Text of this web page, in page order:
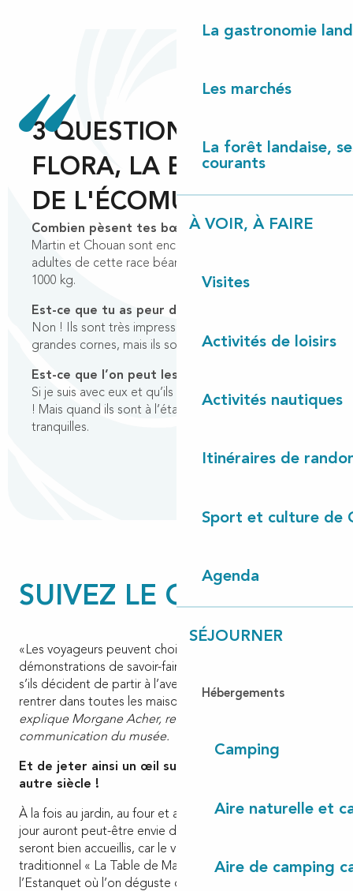
La gastronomie
Les marchés
La forêt landaise,
courants
À VOIR, À FAIRE
Visites
Activités de loisirs
Activités nautiques
Itinéraires de
Sport et culture de
Agenda
SÉJOURNER
Hébergements
Camping
Aire naturelle et
Aire de camping
3 QUESTIONS À
FLORA, LA BOUVIÈRE
DE L'ÉCOMUSÉE
Combien pèsent tes bœufs ?
Martin et Chouan sont encore un peu jeunes, mais les
adultes de cette race béarnaise font entre 800 et
1000 kg.
Est-ce que tu as peur d’eux parfois ?
Non ! Ils sont très impressionnants avec leurs
grandes cornes, mais ils sont très gentils !
Est-ce que l’on peut les caresser ?
Si je suis avec eux et qu’ils sont sous le joug, bien sûr
! Mais quand ils sont à l’étable, on les laisse
tranquilles.
SUIVEZ LE GUIDE
«Les voyageurs peuvent choisir de suivre les
démonstrations de savoir-faire et visites guidées, mais
s’ils décident de partir à l’aventure, ils sont libres de
rentrer dans toutes les maisons !»
explique Morgane Acher, responsable de la
communication du musée.
Et de jeter ainsi un œil sur le mode de vie d’un
autre siècle !
À la fois au jardin, au four et au moulin, les visiteurs d’un
jour auront peut-être envie de manger un morceau. Ils
seront bien accueillis, car le village compte un restaurant
traditionnel « La Table de Marquèze », une buvette et
l’Estanquet où l’on déguste des assiettes élaborées à